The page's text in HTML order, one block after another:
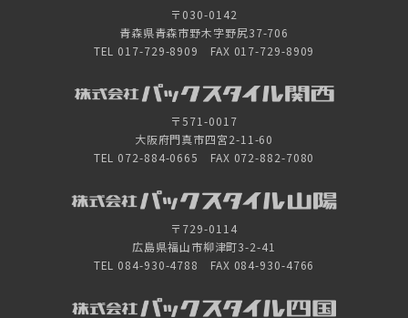
〒030-0142
青森県青森市野木字野尻37-706
TEL 017-729-8909 FAX 017-729-8909
〒571-0017
大阪府門真市四宮2-11-60
TEL 072-884-0665 FAX 072-882-7080
〒729-0114
広島県福山市柳津町3-2-41
TEL 084-930-4788 FAX 084-930-4766